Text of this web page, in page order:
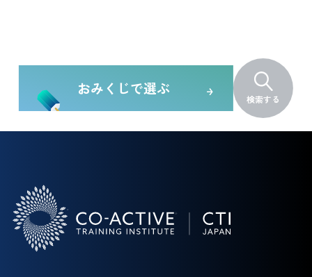
おみくじで選ぶ
検索する